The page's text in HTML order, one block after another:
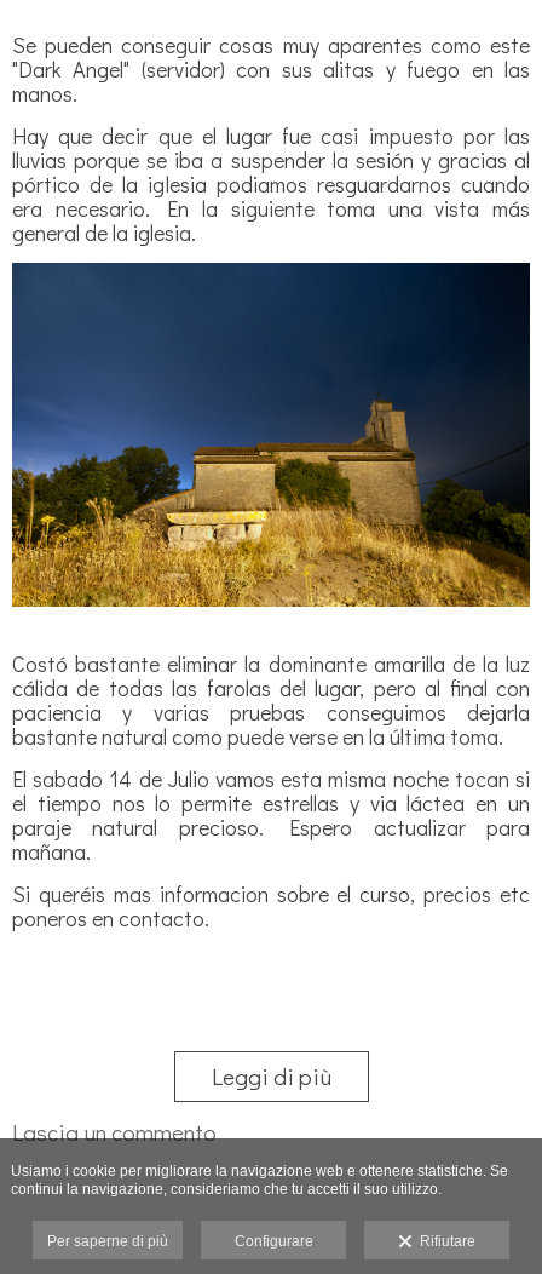
Se pueden conseguir cosas muy aparentes como este
"Dark Angel" (servidor) con sus alitas y fuego en las
manos.
Hay que decir que el lugar fue casi impuesto por las
lluvias porque se iba a suspender la sesión y gracias al
pórtico de la iglesia podiamos resguardarnos cuando
era necesario. En la siguiente toma una vista más
general de la iglesia.
Costó bastante eliminar la dominante amarilla de la luz
cálida de todas las farolas del lugar, pero al final con
paciencia y varias pruebas conseguimos dejarla
bastante natural como puede verse en la última toma.
El sabado 14 de Julio vamos esta misma noche tocan si
el tiempo nos lo permite estrellas y via láctea en un
paraje natural precioso. Espero actualizar para
mañana.
Si queréis mas informacion sobre el curso, precios etc
poneros en contacto.
Leggi di più
Lascia un commento
Usiamo i cookie per migliorare la navigazione web e ottenere statistiche. Se
continui la navigazione, consideriamo che tu accetti il suo utilizzo.
Per saperne di più Configurare Rifiutare